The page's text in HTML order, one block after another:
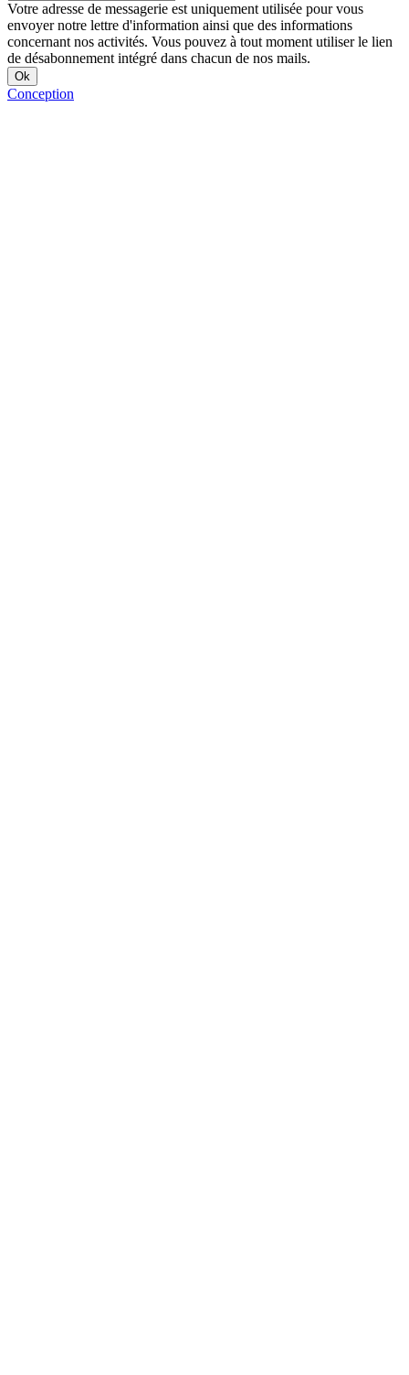
Votre adresse de messagerie est uniquement utilisée pour vous
envoyer notre lettre d'information ainsi que des informations
concernant nos activités. Vous pouvez à tout moment utiliser le lien
de désabonnement intégré dans chacun de nos mails.
Conception